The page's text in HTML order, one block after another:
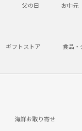
父の日 お中元
ギフトストア 食品・
海鮮お取り寄せ